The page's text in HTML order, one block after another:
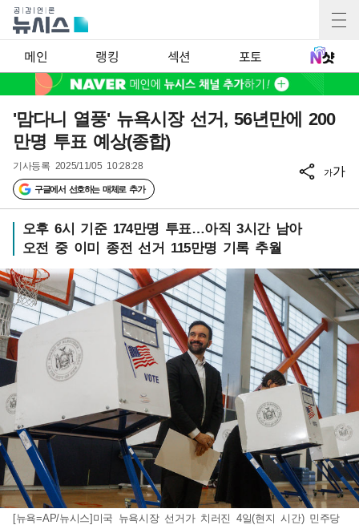
메인 랭킹 섹션 포토
'맘다니 열풍' 뉴욕시장 선거, 56년만에 200
만명 투표 예상(종합)
기사등록 2025/11/05 10:28:28
구글에서 선호하는 매체로 추가
가가
오후 6시 기준 174만명 투표…아직 3시간 남아
오전 중 이미 종전 선거 115만명 기록 추월
[뉴욕=AP/뉴시스]미국 뉴욕시장 선거가 치러진 4일(현지 시간) 민주당